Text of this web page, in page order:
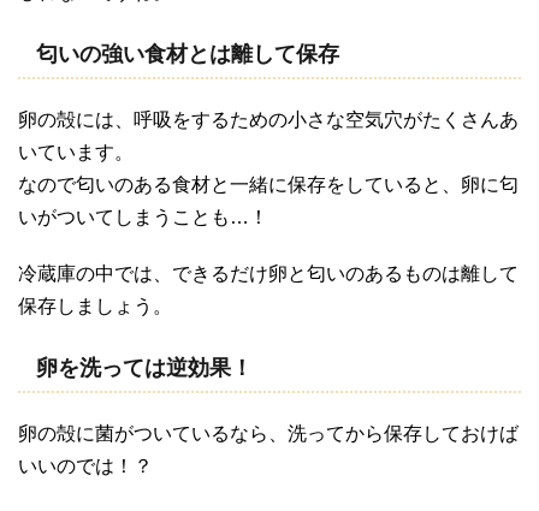
匂いの強い食材とは離して保存
卵の殻には、呼吸をするための小さな空気穴がたくさんあ
いています。
なので匂いのある食材と一緒に保存をしていると、卵に匂
いがついてしまうことも…！
冷蔵庫の中では、できるだけ卵と匂いのあるものは離して
保存しましょう。
卵を洗っては逆効果！
卵の殻に菌がついているなら、洗ってから保存しておけば
いいのでは！？